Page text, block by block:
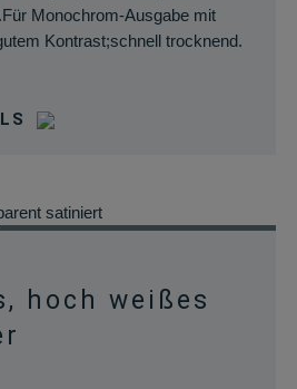
Monochrom-Ausgabe mit
Kontrast;schnell trocknend.
hoch weißes